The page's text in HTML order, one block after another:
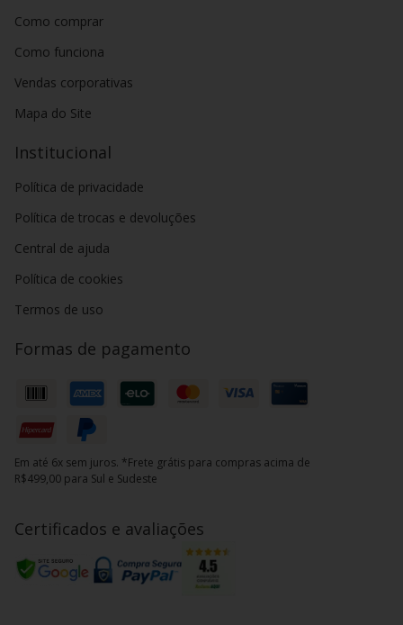
Como comprar
Como funciona
Vendas corporativas
Mapa do Site
Institucional
Política de privacidade
Política de trocas e devoluções
Central de ajuda
Política de cookies
Termos de uso
Formas de pagamento
Em até 6x sem juros. *Frete grátis para compras acima de
R$499,00 para Sul e Sudeste
Certificados e avaliações